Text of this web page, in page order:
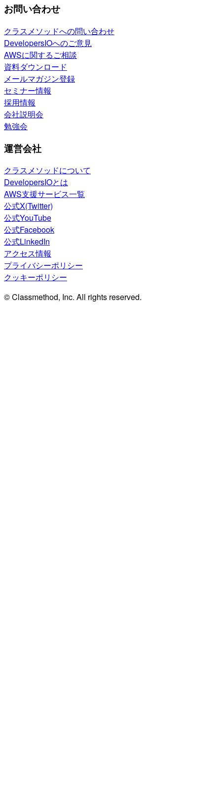
お問い合わせ
クラスメソッドへの問い合わせ
DevelopersIOへのご意見
AWSに関するご相談
資料ダウンロード
メールマガジン登録
セミナー情報
採用情報
会社説明会
勉強会
運営会社
クラスメソッドについて
DevelopersIOとは
AWS支援サービス一覧
公式X(Twitter)
公式YouTube
公式Facebook
公式LinkedIn
アクセス情報
プライバシーポリシー
クッキーポリシー
© Classmethod, Inc. All rights reserved.